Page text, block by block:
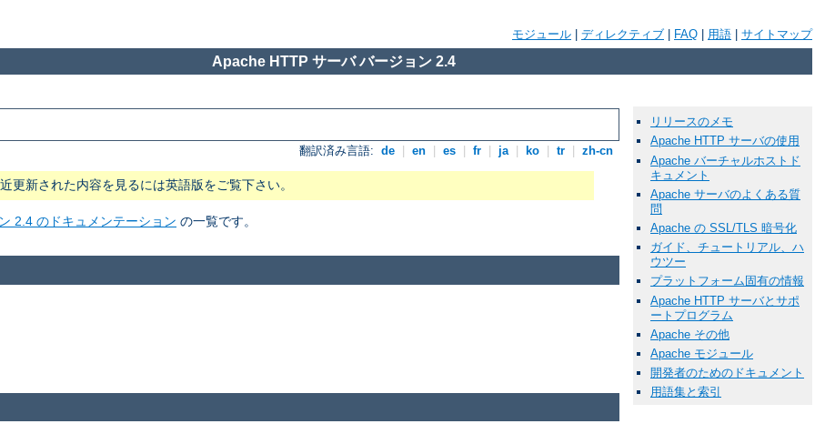
モジュール ディレクティブ FAQ 用語 サイトマップ
Apache HTTP サーバ バージョン 2.4
翻訳済み言語: de en es fr ja ko tr zh-cn
更新された内容を見るには英語版をご覧下さい。
2.4 のドキュメンテーション の一覧です。
リリースのメモ
Apache HTTP サーバの使用
Apache バーチャルホストド
キュメント
Apache サーバのよくある質
問
Apache の SSL/TLS 暗号化
ガイド、チュートリアル、ハ
ウツー
プラットフォーム固有の情報
Apache HTTP サーバとサポ
ートプログラム
Apache その他
Apache モジュール
開発者のためのドキュメント
用語集と索引